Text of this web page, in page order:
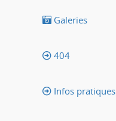
Galeries
404
Infos pratiques